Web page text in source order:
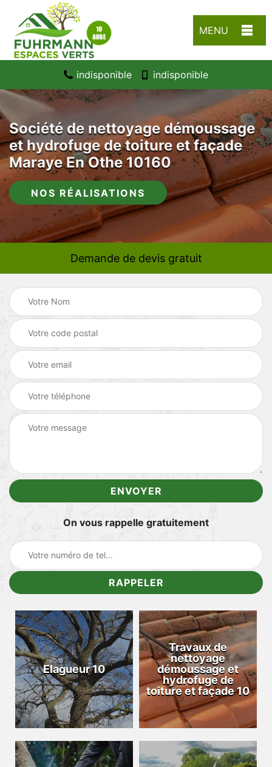
MENU
indisponible indisponible
Société de nettoyage démoussage
et hydrofuge de toiture et façade
Maraye En Othe 10160
NOS RÉALISATIONS
Demande de devis gratuit
On vous rappelle gratuitement
Elagueur 10
Travaux de
nettoyage
démoussage et
hydrofuge de
toiture et façade 10